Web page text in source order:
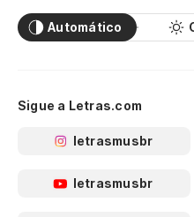
Automático
Sigue a Letras.com
letrasmusbr
letrasmusbr